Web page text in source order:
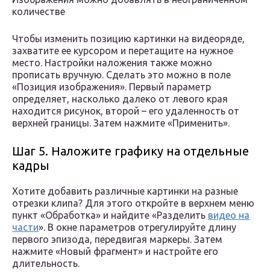
количестве
Чтобы изменить позицию картинки на видеоряде,
захватите ее курсором и перетащите на нужное
место. Настройки наложения также можно
прописать вручную. Сделать это можно в поле
«Позиция изображения». Первый параметр
определяет, насколько далеко от левого края
находится рисунок, второй – его удаленность от
верхней границы. Затем нажмите «Применить».
Шаг 5. Наложите графику на отдельные
кадры
Хотите добавить различные картинки на разные
отрезки клипа? Для этого откройте в верхнем меню
пункт «Обработка» и найдите «Разделить видео на
части». В окне параметров отрегулируйте длину
первого эпизода, передвигая маркеры. Затем
нажмите «Новый фрагмент» и настройте его
длительность.